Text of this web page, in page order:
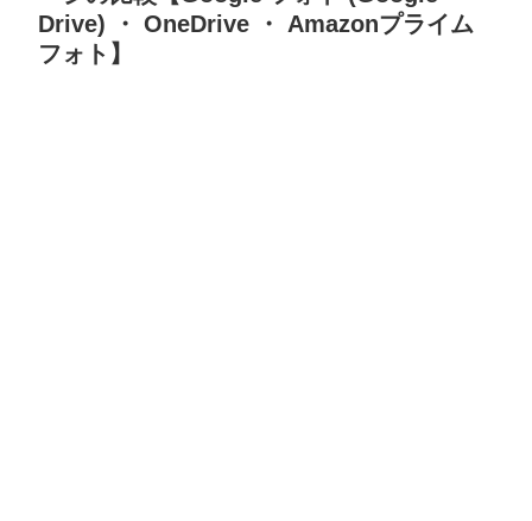
Drive) ・ OneDrive ・ Amazonプライム
フォト】